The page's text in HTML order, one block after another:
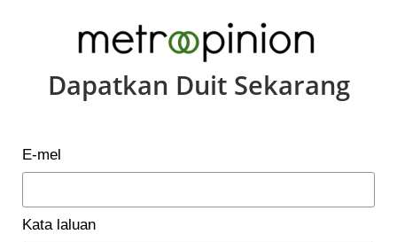
Dapatkan Duit Sekarang
E-mel
Kata laluan